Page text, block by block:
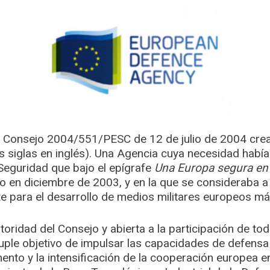
2004/551/PESC de 12 de julio de 2004
siglas en inglés). Una Agencia cuya necesidad
que bajo el epígrafe Una Europa segura
en diciembre de 2003, y en la que se consideraba
para el desarrollo de medios militares europeos
del Consejo y abierta a la participación de
objetivo de impulsar las capacidades de
y la intensificación de la cooperación europea